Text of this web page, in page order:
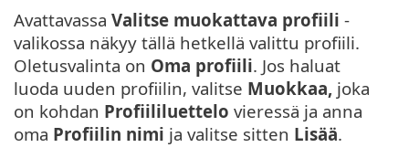
Avattavassa Valitse muokattava profiili -
valikossa näkyy tällä hetkellä valittu profiili.
Oletusvalinta on Oma profiili. Jos haluat
luoda uuden profiilin, valitse Muokkaa, joka
on kohdan Profiililuettelo vieressä ja anna
oma Profiilin nimi ja valitse sitten Lisää.